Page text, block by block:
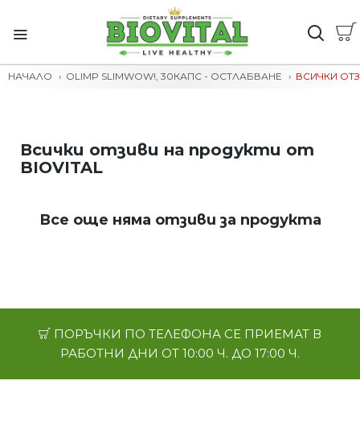
НАЧАЛО OLIMP SLIMWOW!, 30КАПС - ОСТЛАБВАНЕ ВСИЧКИ
Всички отзиви на продукти от
BIOVITAL
Все още няма отзиви за продукта
ПОРЪЧКИ ПО ТЕЛЕФОНА СЕ ПРИЕМАТ В
РАБОТНИ ДНИ ОТ 10:00 Ч. ДО 17:00 Ч.